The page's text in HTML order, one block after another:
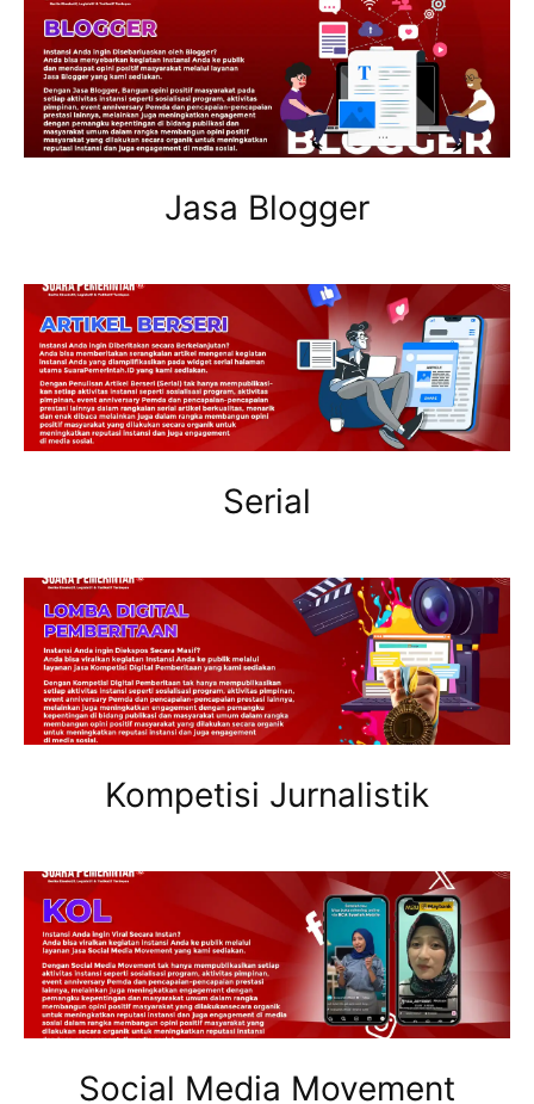
Jasa Blogger
Serial
Kompetisi Jurnalistik
Social Media Movement